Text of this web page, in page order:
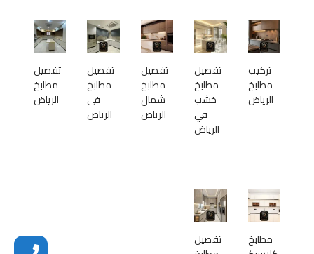
تركيب
مطابخ
الرياض
تفصيل
مطابخ
خشب
في
الرياض
تفصيل
مطابخ
شمال
الرياض
تفصيل
مطابخ
في
الرياض
تفصيل
مطابخ
الرياض
مطابخ
تفصيل